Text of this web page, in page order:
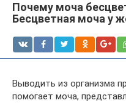
Почему моча
Бесцветная моча у
Выводить из организма
помогает моча,